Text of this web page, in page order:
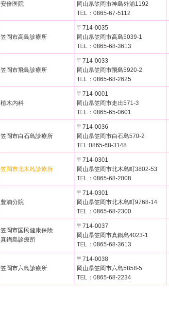
安倍医院
岡山県笠岡市神島外浦1192
TEL：0865-67-5112
笠岡市高島診療所
〒714-0035
岡山県笠岡市高島5039-1
TEL：0865-68-3613
笠岡市飛島診療所
〒714-0033
岡山県笠岡市飛島5920-2
TEL：0865-68-2625
植木内科
〒714-0001
岡山県笠岡市走出571-3
TEL：0865-65-0601
笠岡市白石島診療所
〒714-0036
岡山県笠岡市白石島570-2
TEL:0865-68-3148
笠岡市北木島診療所
〒714-0301
岡山県笠岡市北木島町3802-53
TEL：0865-68-2008
豊浦分院
〒714-0301
岡山県笠岡市北木島町9768-14
TEL：0865-68-2300
笠岡市国民健康保険
真鍋島診療所
〒714-0037
岡山県笠岡市真鍋島4023-1
TEL：0865-68-3613
笠岡市六島診療所
〒714-0038
岡山県笠岡市六島5858-5
TEL：0865-68-2234